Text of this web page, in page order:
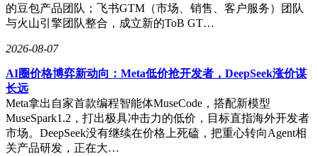
的豆包产品团队；飞书GTM（市场、销售、客户服务）团队
与火山引擎团队整合，成立新的ToB GT…
2026-08-07
AI圈价格博弈新动向：Meta低价抢开发者，DeepSeek涨价谋
长远
Meta拿出自家首款编程智能体MuseCode，搭配新模型
MuseSpark1.2，打出极具冲击力的低价，目标直指海外开发者
市场。DeepSeek没有继续在价格上死磕，把重心转向Agent相
关产品研发，正在大…